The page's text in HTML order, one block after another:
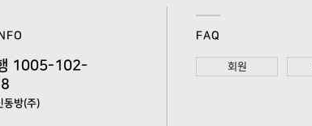
1005-102-
동방(주)
FAQ
회원